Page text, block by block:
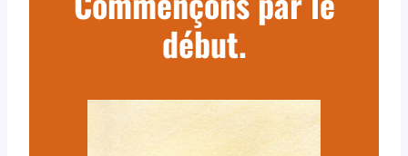
début.